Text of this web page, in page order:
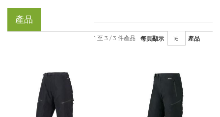
產品
每頁顯示 產品
1 至 3 / 3 件產品